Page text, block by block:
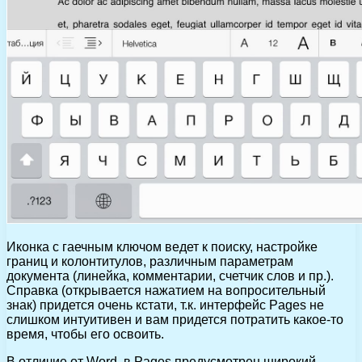
Иконка с гаечным ключом ведет к поиску, настройке
границ и колонтитулов, различным параметрам
документа (линейка, комментарии, счетчик слов и пр.).
Справка (открывается нажатием на вопросительный
знак) придется очень кстати, т.к. интерфейс Pages не
слишком интуитивен и вам придется потратить какое-то
время, чтобы его освоить.